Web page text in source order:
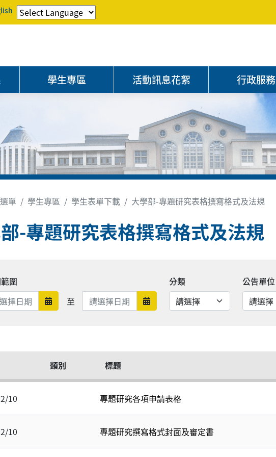
學生專區 活動訊息花絮 行政服務
單 學生專區 學生表單下載 大學部-專題研究表格撰寫格式及法規
-專題研究表格撰寫格式及法規
圍
日期範圍開始
至 日期範圍結束 日期範圍結束
分類 公告單位
類別 標題
10 專題研究各項申請表格
10 專題研究撰寫格式封面及審定書